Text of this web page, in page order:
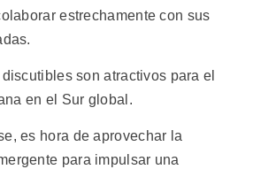
estrechamente con sus
son atractivos para el
en el Sur global.
es hora de aprovechar la
para impulsar una